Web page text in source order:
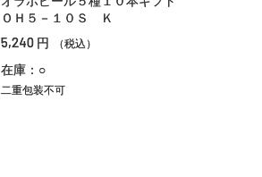
ＯＨ５－１０Ｓ Ｋ
5,240 円 （税込）
在庫：○
二重包装不可